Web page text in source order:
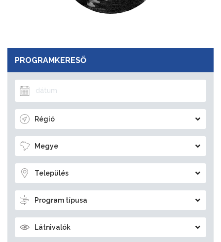
PROGRAMKERESŐ
Régió
Megye
Település
Program típusa
Látnivalók